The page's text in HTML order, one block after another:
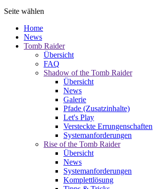
Seite wählen
Home
News
Tomb Raider
Übersicht
FAQ
Shadow of the Tomb Raider
Übersicht
News
Galerie
Pfade (Zusatzinhalte)
Let's Play
Versteckte Errungenschaften
Systemanforderungen
Rise of the Tomb Raider
Übersicht
News
Systemanforderungen
Komplettlösung